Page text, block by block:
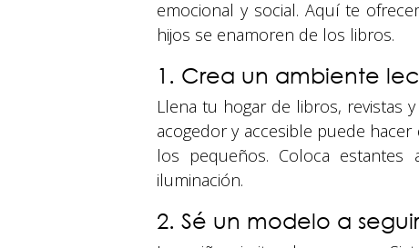
emocional y social. Aquí te
hijos se enamoren de los libros.
1. Crea un ambiente
Llena tu hogar de libros, revistas
acogedor y accesible puede
los pequeños. Coloca
iluminación.
2. Sé un modelo a seguir